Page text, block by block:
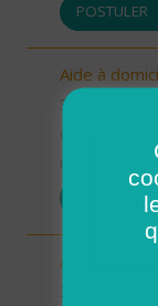
POSTULER
Aide à
34 - Hérault
POSTULER
Auxiliaire de